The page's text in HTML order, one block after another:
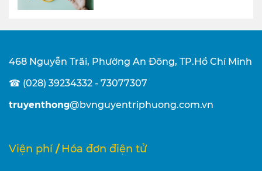
468 Nguyễn Trãi, Phường An Đông, TP.Hồ Chí Minh
☎ (028) 39234332 - 73077307
truyenthong@bvnguyentriphuong.com.vn
Viện phí / Hóa đơn điện tử